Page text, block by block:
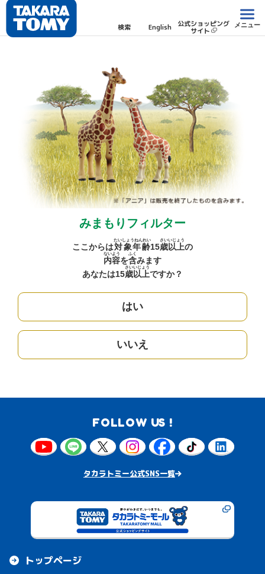
検索 English 公式ショッピング
サイト
メニュー
みまもりフィルター
ここからは対象年齢
たいしょうねんれい
15歳
さい
以上
いじょう
の
内容
ないよう
を含
ふく
みます
あなたは15歳
さい
以上
いじょう
ですか？
はい
いいえ
FOLLOW US !
タカラトミー公式SNS一覧
トップページ